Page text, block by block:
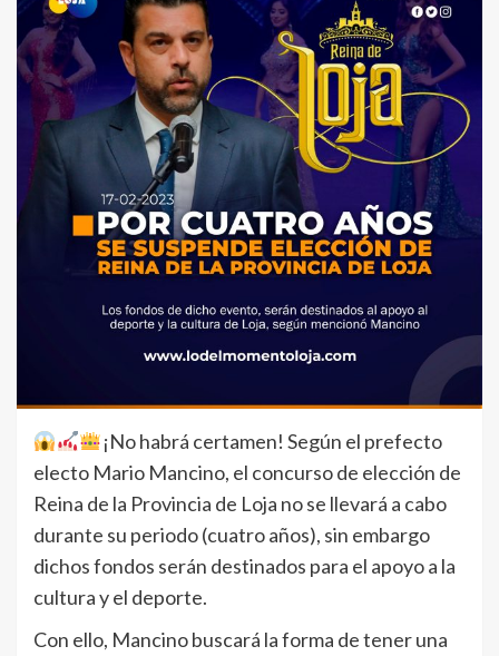
¡No habrá certamen! Según el prefecto
electo Mario Mancino, el concurso de elección de
Reina de la Provincia de Loja no se llevará a cabo
durante su periodo (cuatro años), sin embargo
dichos fondos serán destinados para el apoyo a la
cultura y el deporte.
Con ello, Mancino buscará la forma de tener una